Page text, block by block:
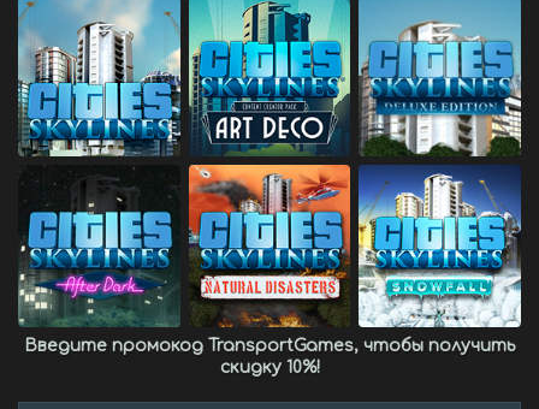
Введите промокод TransportGames, чтобы получить
скидку 10%!